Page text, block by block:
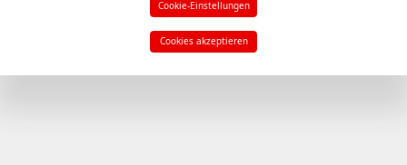
Cookie-Einstellungen
Cookies akzeptieren